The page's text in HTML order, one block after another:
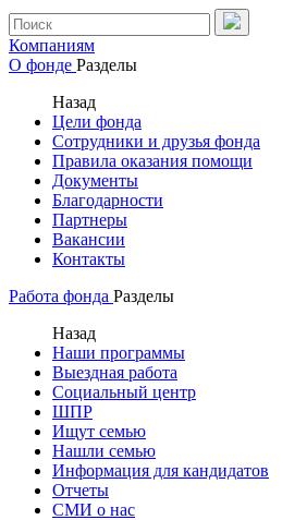
Компаниям
О фонде Разделы
Назад
Цели фонда
Сотрудники и друзья фонда
Правила оказания помощи
Документы
Благодарности
Партнеры
Вакансии
Контакты
Работа фонда Разделы
Назад
Наши программы
Выездная работа
Социальный центр
ШПР
Ищут семью
Нашли семью
Информация для кандидатов
Отчеты
СМИ о нас